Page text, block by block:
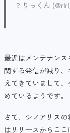
? りっくん
最近はメンテナン
関する発信が減り
えてきていまして
めているようです。
さて、シノアリス
はリリースからこ